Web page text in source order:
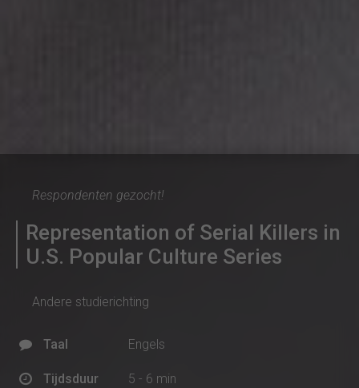
Respondenten gezocht!
Representation of Serial Killers in
U.S. Popular Culture Series
Andere studierichting
Taal Engels
Tijdsduur 5 - 6 min